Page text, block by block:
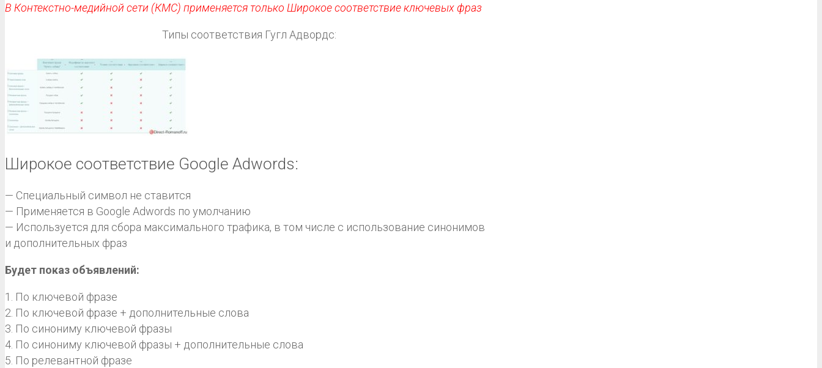
В Контекстно-медийной сети (КМС) применяется только Широкое соответствие ключевых фраз
Типы соответствия Гугл Адвордс:
Широкое соответствие Google Adwords:
— Специальный символ не ставится
— Применяется в Google Adwords по умолчанию
— Используется для сбора максимального трафика, в том числе с использование синонимов
и дополнительных фраз
Будет показ объявлений:
1. По ключевой фразе
2. По ключевой фразе + дополнительные слова
3. По синониму ключевой фразы
4. По синониму ключевой фразы + дополнительные слова
5. По релевантной фразе